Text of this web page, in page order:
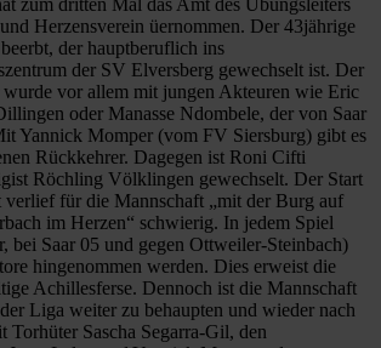
Herzensverein üernommen. Der 43jährige
der hauptberuflich ins
der SV Elversberg gewechselt ist. Der
vor allem mit jungen Akteuren wie Eric
oder Manasse Ndombele, der von Saar
Yannick Momper (vom FV Siersburg) gibt es
Rückkehrer. Dagegen ist Roni Cifti
Röchling Völklingen gewechselt. Der Start
verlief für die Mannschaft „mit der Burg auf
im Herzen“ schwierig. In jedem Spiel
bei Saar 05 und gegen Ottweiler-Steinbach)
hingenommen werden. Dies erweist die
Achillesferse. Dennoch ist die Mannschaft
Liga weiter zu behaupten und wieder nach
Torhüter Sascha Segarra-Gil, den